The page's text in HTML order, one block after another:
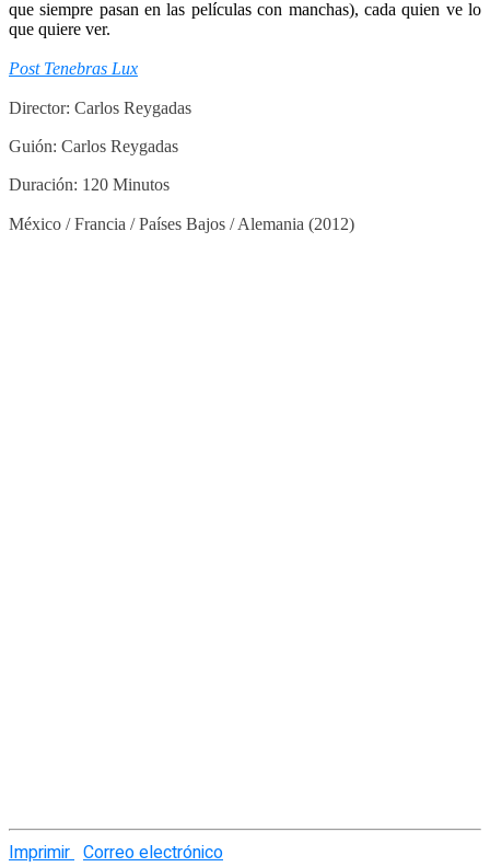
que siempre pasan en las películas con manchas), cada quien ve lo
que quiere ver.
Post Tenebras Lux
Director: Carlos Reygadas
Guión: Carlos Reygadas
Duración: 120 Minutos
México / Francia / Países Bajos / Alemania (2012)
Imprimir Correo electrónico